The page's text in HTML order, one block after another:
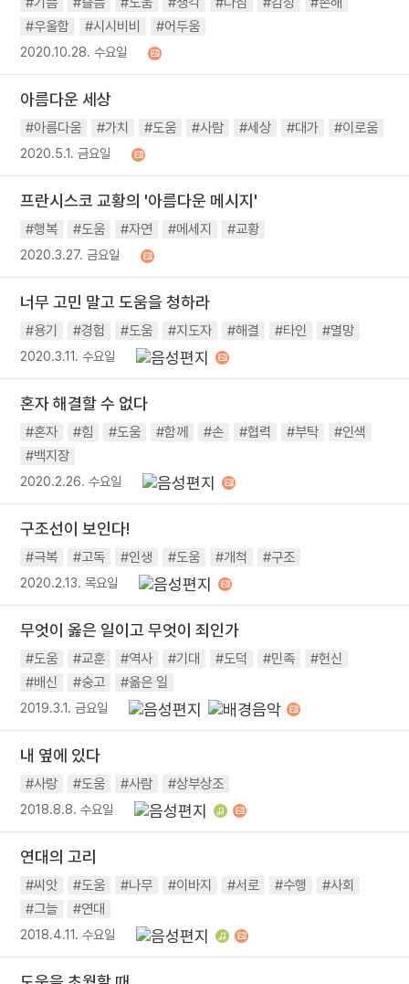
#우울함
#시시비비 #어두움
2020.10.28. 수요일
아름다운 세상
#아름다움 #가치 #도움 #사람 #세상 #대가 #이로움
2020.5.1. 금요일
프란시스코 교황의 '아름다운 메시지'
#행복 #도움 #자연 #메세지 #교황
2020.3.27. 금요일
너무 고민 말고 도움을 청하라
#용기 #경험 #도움 #지도자 #해결 #타인 #멸망
2020.3.11. 수요일
혼자 해결할 수 없다
#혼자 #힘 #도움 #함께 #손 #협력 #부탁
#인색
#백지장
2020.2.26. 수요일
구조선이 보인다!
#극복 #고독 #인생 #도움 #개척 #구조
2020.2.13. 목요일
무엇이 옳은 일이고 무엇이 죄인가
#도움 #교훈 #역사 #기대 #도덕 #민족
#헌신
#배신
#숭고 #옮은 일
2019.3.1. 금요일
내 옆에 있다
#사랑 #도움 #사람 #상부상조
2018.8.8. 수요일
연대의 고리
#씨앗 #도움 #나무 #이바지 #서로 #수행
#사회
#그늘
#연대
2018.4.11. 수요일